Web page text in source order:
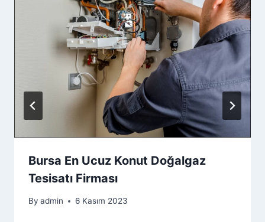
Bursa En Ucuz Konut Doğalgaz
Tesisatı Firması
By admin 6 Kasım 2023